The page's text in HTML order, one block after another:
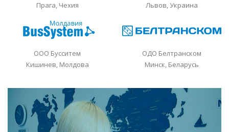
Прага, Чехия
Львов, Украина
ООО Бусситем
Кишинев, Молдова
ОДО Белтранском
Минск, Беларусь